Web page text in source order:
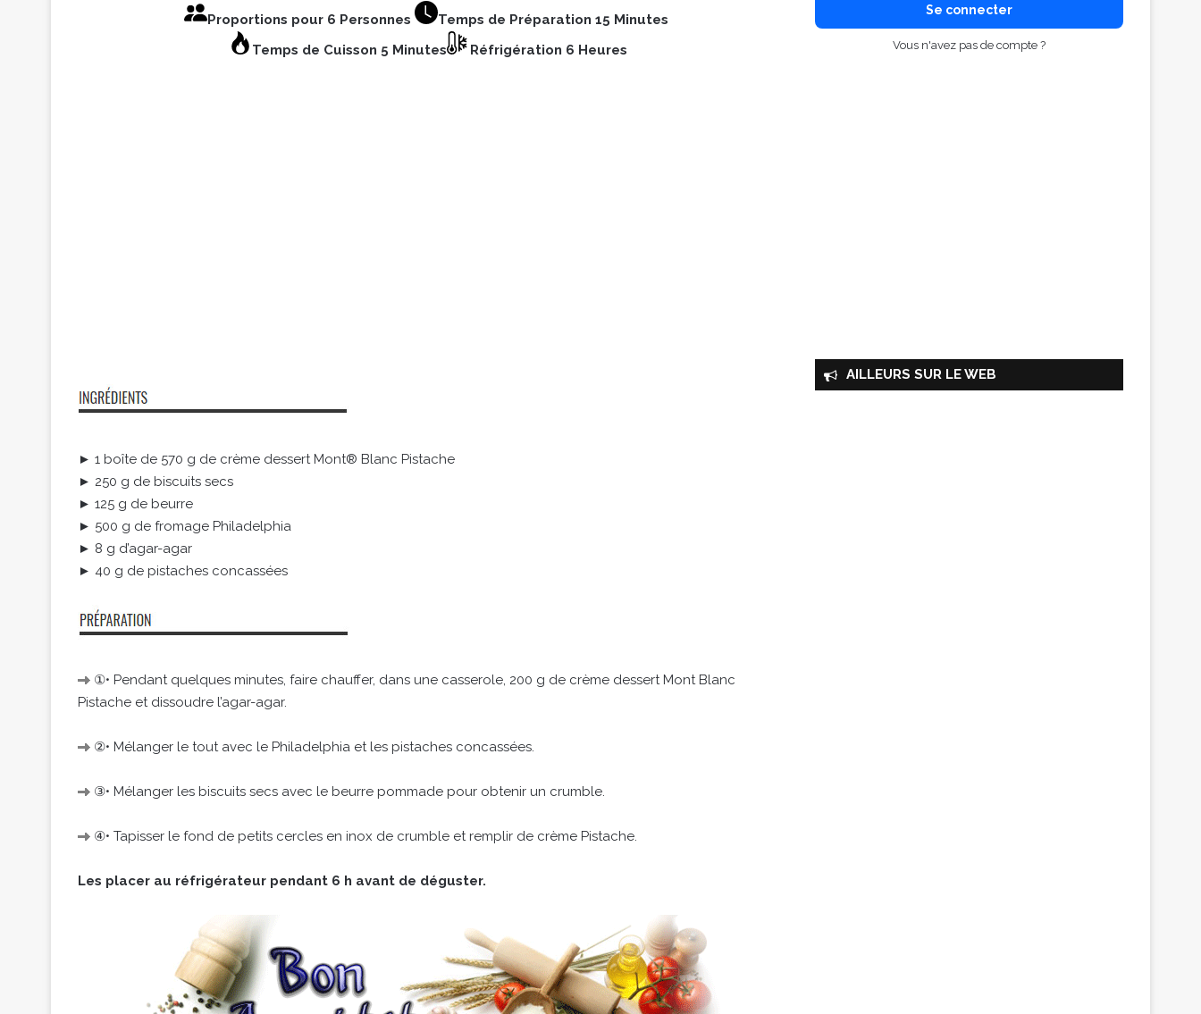
Proportions pour 6 Personnes
Temps de Préparation 15 Minutes
Temps de Cuisson 5 Minutes
Réfrigération 6 Heures
► 1 boîte de 570 g de crème dessert Mont® Blanc Pistache
► 250 g de biscuits secs
► 125 g de beurre
► 500 g de fromage Philadelphia
► 8 g d’agar-agar
► 40 g de pistaches concassées
①• Pendant quelques minutes, faire chauffer, dans une casserole, 200 g de crème dessert Mont Blanc
Pistache et dissoudre l’agar-agar.
②• Mélanger le tout avec le Philadelphia et les pistaches concassées.
③• Mélanger les biscuits secs avec le beurre pommade pour obtenir un crumble.
④• Tapisser le fond de petits cercles en inox de crumble et remplir de crème Pistache.
Les placer au réfrigérateur pendant 6 h avant de déguster.
Se connecter
Vous n'avez pas de compte ?
AILLEURS SUR LE WEB